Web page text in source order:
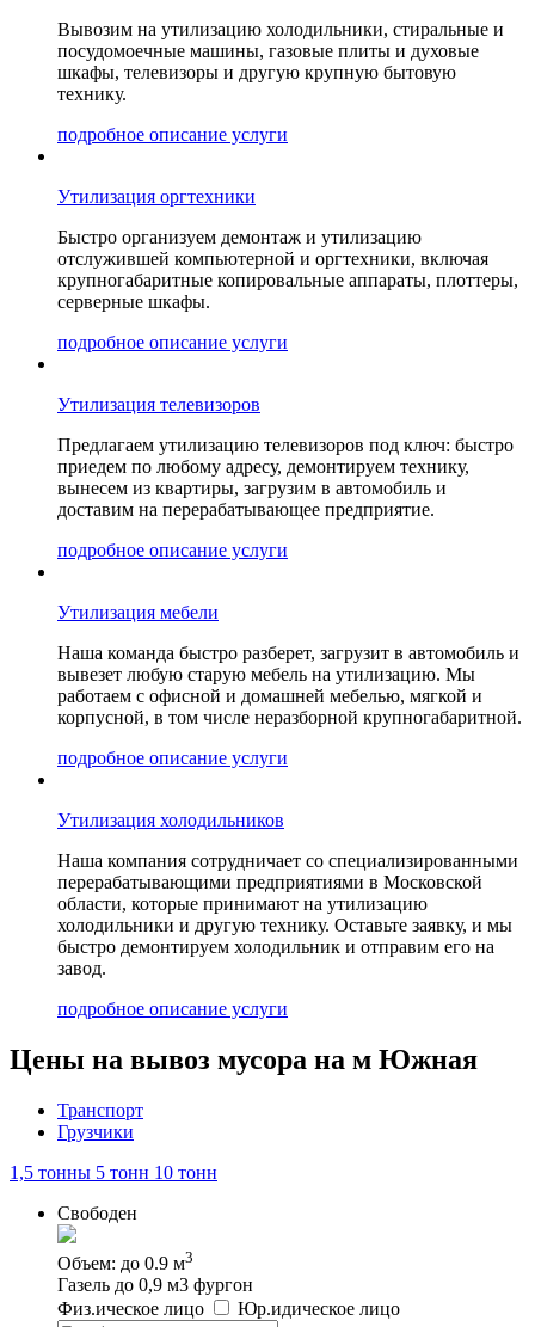
Вывозим на утилизацию холодильники, стиральные и
посудомоечные машины, газовые плиты и духовые
шкафы, телевизоры и другую крупную бытовую
технику.
подробное описание услуги
Утилизация оргтехники
Быстро организуем демонтаж и утилизацию
отслужившей компьютерной и оргтехники, включая
крупногабаритные копировальные аппараты, плоттеры,
серверные шкафы.
подробное описание услуги
Утилизация телевизоров
Предлагаем утилизацию телевизоров под ключ: быстро
приедем по любому адресу, демонтируем технику,
вынесем из квартиры, загрузим в автомобиль и
доставим на перерабатывающее предприятие.
подробное описание услуги
Утилизация мебели
Наша команда быстро разберет, загрузит в автомобиль и
вывезет любую старую мебель на утилизацию. Мы
работаем с офисной и домашней мебелью, мягкой и
корпусной, в том числе неразборной крупногабаритной.
подробное описание услуги
Утилизация холодильников
Наша компания сотрудничает со специализированными
перерабатывающими предприятиями в Московской
области, которые принимают на утилизацию
холодильники и другую технику. Оставьте заявку, и мы
быстро демонтируем холодильник и отправим его на
завод.
подробное описание услуги
Цены на вывоз мусора на м Южная
Транспорт
Грузчики
1,5 тонны 5 тонн 10 тонн
Свободен
Объем: до 0.9 м3
Газель до 0,9 м3 фургон
Физ.ическое лицо Юр.идическое лицо